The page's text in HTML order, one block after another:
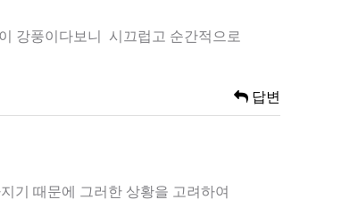
강풍이다보니 시끄럽고 순간적으로
답변
기 때문에 그러한 상황을 고려하여